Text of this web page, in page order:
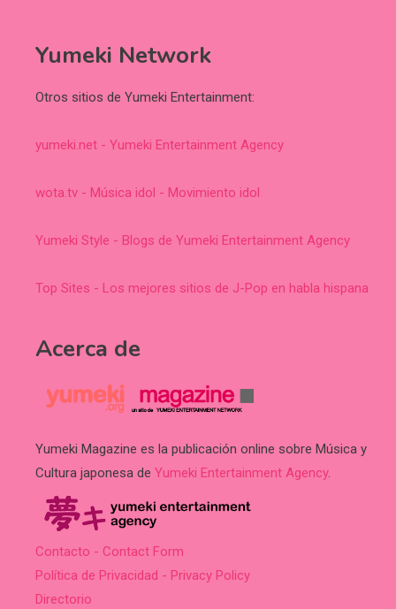
Yumeki Network
Otros sitios de Yumeki Entertainment:
yumeki.net - Yumeki Entertainment Agency
wota.tv - Música idol - Movimiento idol
Yumeki Style - Blogs de Yumeki Entertainment Agency
Top Sites - Los mejores sitios de J-Pop en habla hispana
Acerca de
Yumeki Magazine es la publicación online sobre Música y
Cultura japonesa de Yumeki Entertainment Agency.
Contacto - Contact Form
Política de Privacidad - Privacy Policy
Directorio